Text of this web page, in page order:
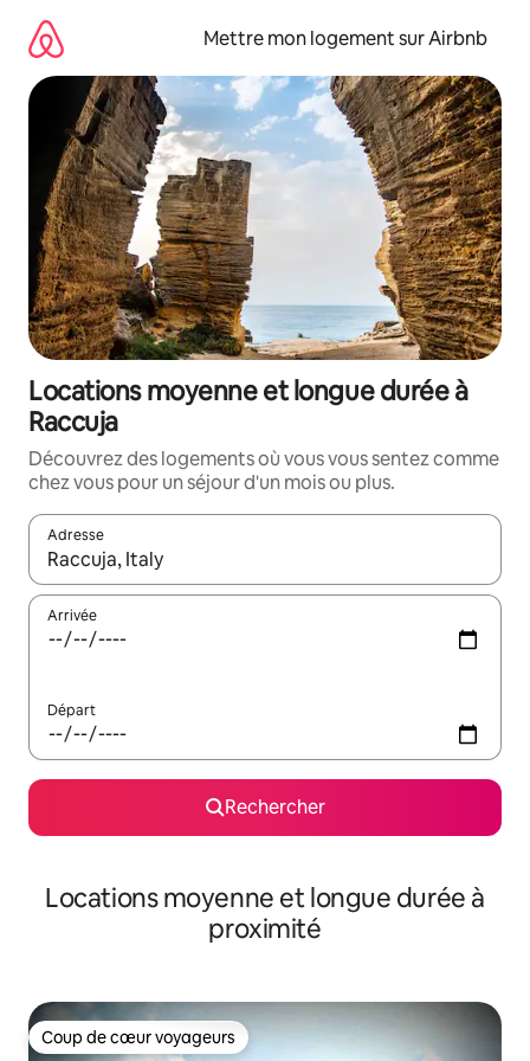
directement
contenu
Mettre mon logement sur Airbnb
Locations moyenne et longue durée à
Raccuja
Découvrez des logements où vous vous sentez comme
chez vous pour un séjour d'un mois ou plus.
Adresse
Lorsque les résultats s'affichent, utilisez les flèches vers le
Arrivée
Départ
Rechercher
Locations moyenne et longue durée à
proximité
Coup de cœur voyageurs
Coup de cœur voyageurs